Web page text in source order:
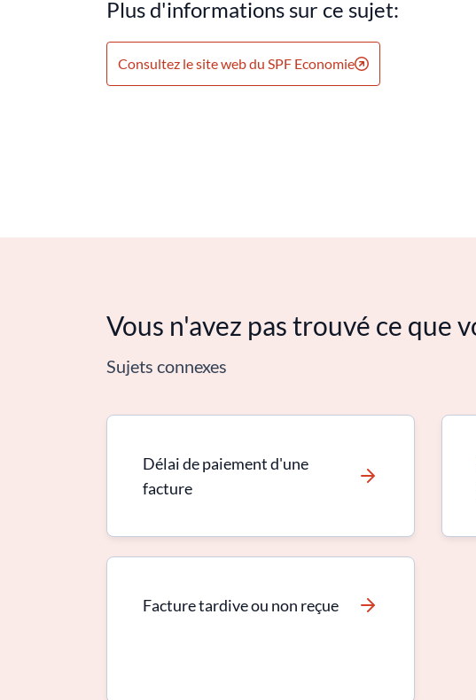
Plus d'informations sur ce sujet:
Consultez le site web du SPF Economie
Vous n'avez pas trouvé ce que
Sujets connexes
Délai de paiement d'une
facture
Facture tardive ou non reçue